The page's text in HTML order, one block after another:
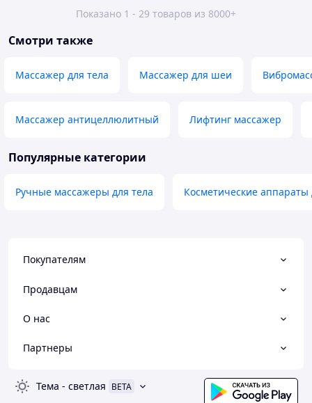
Показано 1 - 29 товаров из 8000+
Смотри также
Массажер для тела Массажер для шеи
Массажер антицеллюлитный Лифтинг массажер
Популярные категории
Ручные массажеры для тела Косметические
Покупателям
Продавцам
О нас
Партнеры
Тема - светлая BETA